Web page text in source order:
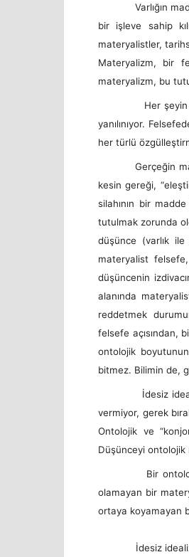
Varlığın
bir işleve sahip
materyalistler,
Materyalizm, bir
materyalizm, bu
Her şeyin
yanılınıyor.
her türlü
Gerçeğin
kesin gereği,
silahının bir
tutulmak zorunda
düşünce (varlık
materyalist
düşüncenin
alanında
reddetmek
felsefe açısından,
ontolojik
bitmez. Bilimin de,
İdesiz idealizm,
vermiyor, gerek
Ontolojik ve
Düşünceyi ontolojik
Bir ontolojik
olamayan bir
ortaya koyamayan
İdesiz